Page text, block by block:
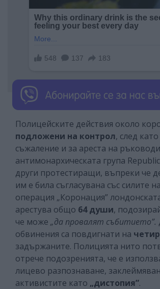
Полицейските действия около
подложени на контрол, след
съжаление и за ареста на
антимонархическата група
други протестиращи, въпреки че
им е била съгласувана със силите
операция „Коронация”
арестува общо 64 души,
че може „да провалят събитието”.
обвинения са повдигнати на
задържаните. Полицията нито
отрече подозренията, че е
лицево разпознаване,
активистите като „дистопия”.